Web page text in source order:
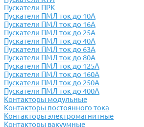
Пускатели ПРК
Пускатели ПМЛ ток до 10А
Пускатели ПМЛ ток до 16А
Пускатели ПМЛ ток до 25А
Пускатели ПМЛ ток до 40А
Пускатели ПМЛ ток до 63А
Пускатели ПМЛ ток до 80А
Пускатели ПМЛ ток до 125А
Пускатели ПМЛ ток до 160А
Пускатели ПМЛ ток до 250А
Пускатели ПМЛ ток до 400А
Контакторы модульные
Контакторы постоянного тока
Контакторы электромагнитные
Контакторы вакуумные